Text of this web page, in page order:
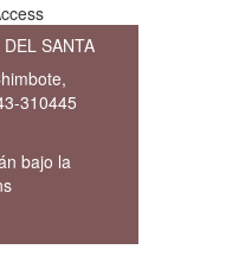
SANTA
310445
bajo la